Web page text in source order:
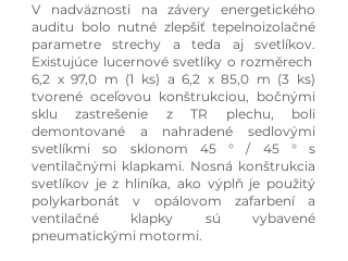
V nadväznosti na závery energetického
auditu bolo nutné zlepšiť tepelnoizolačné
parametre strechy a teda aj svetlíkov.
Existujúce lucernové svetlíky o rozměrech
6,2 x 97,0 m (1 ks) a 6,2 x 85,0 m (3 ks)
tvorené oceľovou konštrukciou, bočnými
sklu zastrešenie z TR plechu, boli
demontované a nahradené sedlovými
svetlíkmi so sklonom 45 ° / 45 ° s
ventilačnými klapkami. Nosná konštrukcia
svetlíkov je z hliníka, ako výplň je použitý
polykarbonát v opálovom zafarbení a
ventilačné klapky sú vybavené
pneumatickými motormi.